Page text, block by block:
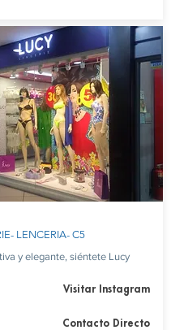
LENCERIA- C5
y elegante, siéntete Lucy
Visitar Instagram
Contacto Directo